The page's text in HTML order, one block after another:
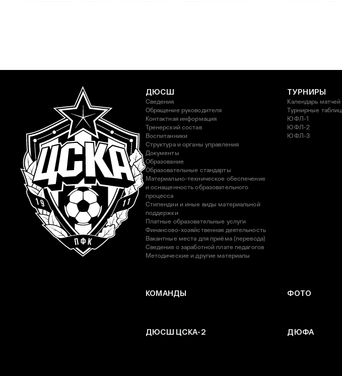
ДЮСШ
Сведения
Обращение руководителя
Контактная информация
Тренерский состав
Воспитанники
Структура и органы управления
Документы
Образование
Образовательные стандарты
Материально-техническое обеспечение
и оснащенность образовательного
процесса
Стипендии и иные виды материальной
поддержки
Платные образовательные услуги
Финансово-хозяйственная деятельность
Вакантные места для приёма (перевода)
Сведения о заработной плате педагогов
Методические и другие материалы
ТУРНИРЫ
Календарь матчей
Турнирные
ЮФЛ-1
ЮФЛ-2
ЮФЛ-3
КОМАНДЫ ФОТО
ДЮСШ ЦСКА-2 ДЮФА